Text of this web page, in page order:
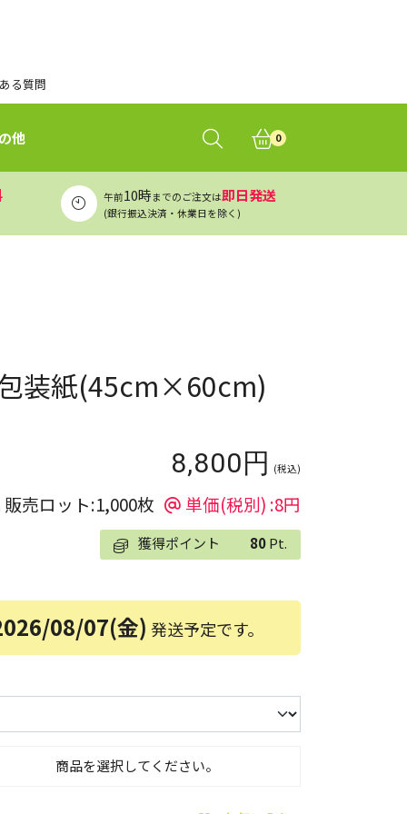
る質問
他 0
午前10時 までのご注文は即日発送
(銀行振込決済・休業日を除く)
装紙(45cm×60cm)
8,800円 (税込)
販売ロット:1,000枚 単価(税別) :8円
獲得ポイント 80Pt.
08/07(金) 発送予定です。
商品を選択してください。